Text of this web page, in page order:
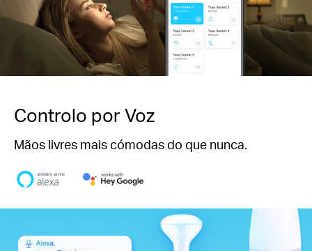
Controlo por Voz
Mãos livres mais cómodas do que nunca.